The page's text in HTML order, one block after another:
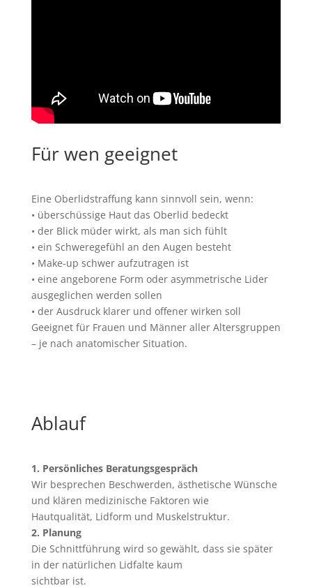
Für wen geeignet
Eine Oberlidstraffung kann sinnvoll sein, wenn:
• überschüssige Haut das Oberlid bedeckt
• der Blick müder wirkt, als man sich fühlt
• ein Schweregefühl an den Augen besteht
• Make-up schwer aufzutragen ist
• eine angeborene Form oder asymmetrische Lider
ausgeglichen werden sollen
• der Ausdruck klarer und offener wirken soll
Geeignet für Frauen und Männer aller Altersgruppen
– je nach anatomischer Situation.
Ablauf
1. Persönliches Beratungsgespräch
Wir besprechen Beschwerden, ästhetische Wünsche
und klären medizinische Faktoren wie
Hautqualität, Lidform und Muskelstruktur.
2. Planung
Die Schnittführung wird so gewählt, dass sie später
in der natürlichen Lidfalte kaum
sichtbar ist.